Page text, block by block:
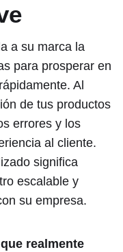
a su marca la
para prosperar en
Al
de tus productos
errores y los
al cliente.
significa
escalable y
su empresa.
realmente